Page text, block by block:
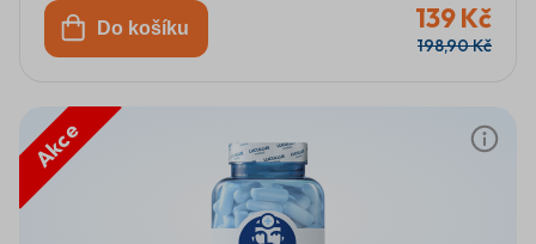
Do košíku 139 Kč
198,90 Kč
Akce